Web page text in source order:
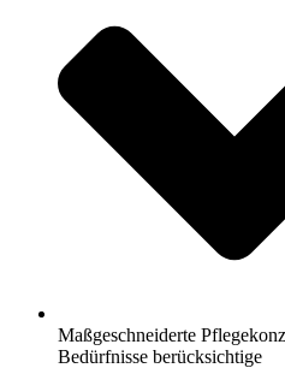
Maßgeschneiderte
Bedürfnisse berücksichtige